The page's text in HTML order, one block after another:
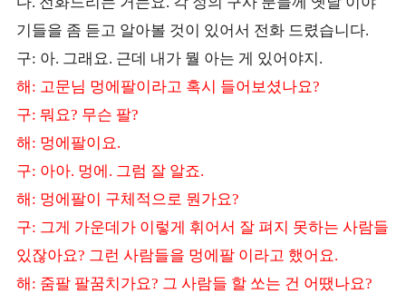
기들을 좀 듣고 알아볼 것이 있어서 전화 드렸습니다.
구: 아. 그래요. 근데 내가 뭘 아는 게 있어야지.
해: 고문님 멍에팔이라고 혹시 들어보셨나요?
구: 뭐요? 무슨 팔?
해: 멍에팔이요.
구: 아아. 멍에. 그럼 잘 알죠.
해: 멍에팔이 구체적으로 뭔가요?
구: 그게 가운데가 이렇게 휘어서 잘 펴지 못하는 사람들
있잖아요? 그런 사람들을 멍에팔 이라고 했어요.
해: 줌팔 팔꿈치가요? 그 사람들 할 쏘는 건 어땠나요?